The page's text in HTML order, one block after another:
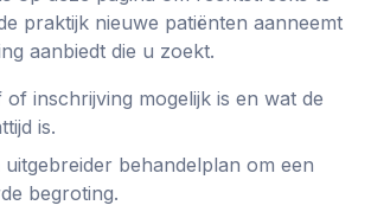
praktijk nieuwe patiënten aanneemt
aanbiedt die u zoekt.
inschrijving mogelijk is en wat de
is.
uitgebreider behandelplan om een
begroting.